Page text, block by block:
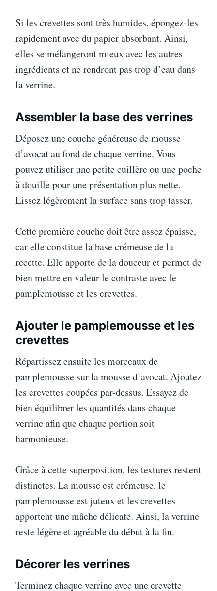
Si les crevettes sont très humides, épongez-les
rapidement avec du papier absorbant. Ainsi,
elles se mélangeront mieux avec les autres
ingrédients et ne rendront pas trop d’eau dans
la verrine.
Assembler la base des verrines
Déposez une couche généreuse de mousse
d’avocat au fond de chaque verrine. Vous
pouvez utiliser une petite cuillère ou une poche
à douille pour une présentation plus nette.
Lissez légèrement la surface sans trop tasser.
Cette première couche doit être assez épaisse,
car elle constitue la base crémeuse de la
recette. Elle apporte de la douceur et permet de
bien mettre en valeur le contraste avec le
pamplemousse et les crevettes.
Ajouter le pamplemousse et les
crevettes
Répartissez ensuite les morceaux de
pamplemousse sur la mousse d’avocat. Ajoutez
les crevettes coupées par-dessus. Essayez de
bien équilibrer les quantités dans chaque
verrine afin que chaque portion soit
harmonieuse.
Grâce à cette superposition, les textures restent
distinctes. La mousse est crémeuse, le
pamplemousse est juteux et les crevettes
apportent une mâche délicate. Ainsi, la verrine
reste légère et agréable du début à la fin.
Décorer les verrines
Terminez chaque verrine avec une crevette